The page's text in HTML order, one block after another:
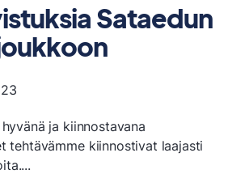
Sataedun
ja kiinnostavana
tehtävämme kiinnostivat laajasti